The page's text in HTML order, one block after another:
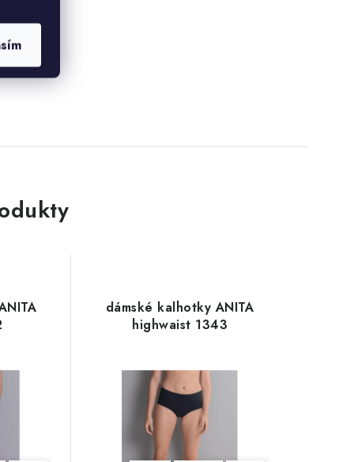
dámské kalhotky ANITA
highwaist 1343